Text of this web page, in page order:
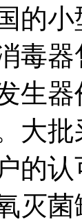
小
毒
生
大
的
灭